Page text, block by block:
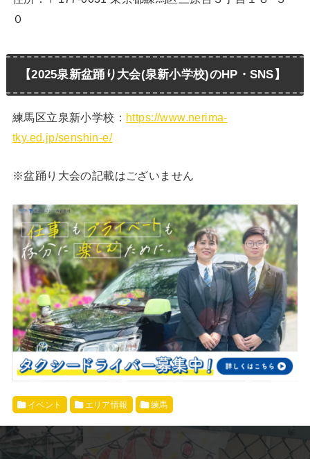
０
【2025泉新盆踊り大会(泉新小学校)のHP・SNS】
練馬区立泉新小学校： https://www.nerima-
tky.ed.jp/senshin-e/
※盆踊り大会の記載はございません
イベント エリア情報 練馬